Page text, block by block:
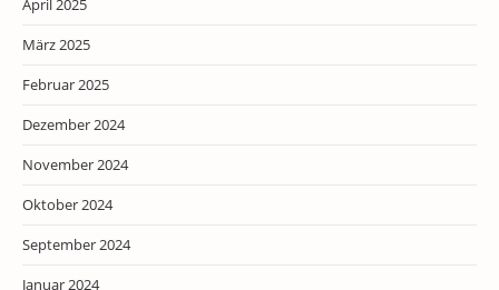
April 2025
März 2025
Februar 2025
Dezember 2024
November 2024
Oktober 2024
September 2024
Januar 2024